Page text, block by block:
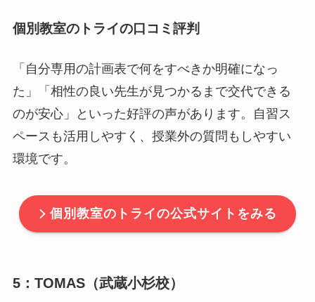
個別教室のトライの口コミ評判
「自分専用の計画表で何をすべきか明確になっ
た」「相性の良い先生が見つかるまで交代できる
のが安心」といった好評の声があります。自習ス
ペースも活用しやすく、授業外の質問もしやすい
環境です。
個別教室のトライの公式サイトをみる
5：TOMAS（武蔵小杉校）